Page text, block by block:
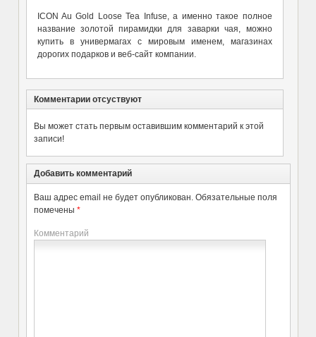
ICON Au Gold Loose Tea Infuse, а именно такое полное
название золотой пирамидки для заварки чая, можно
купить в универмагах с мировым именем, магазинах
дорогих подарков и веб-сайт компании.
Комментарии отсуствуют
Вы может стать первым оставившим комментарий к этой
записи!
Добавить комментарий
Ваш адрес email не будет опубликован. Обязательные поля
помечены *
Комментарий